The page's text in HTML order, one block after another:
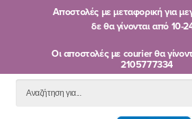
Αποστολές με μεταφορική για
δε θα γίνονται από 10-
Oι αποστολές με courier θα
2105777334